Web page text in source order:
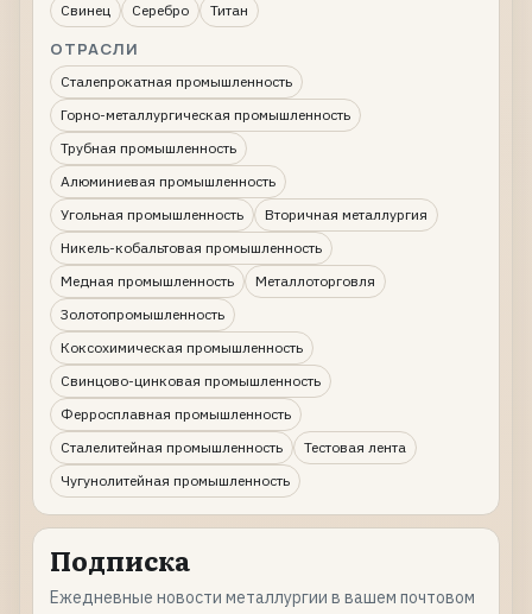
Свинец
Серебро Титан
ОТРАСЛИ
Сталепрокатная промышленность
Горно-металлургическая промышленность
Трубная промышленность
Алюминиевая промышленность
Угольная промышленность
Вторичная металлургия
Никель-кобальтовая промышленность
Медная промышленность
Металлоторговля
Золотопромышленность
Коксохимическая промышленность
Свинцово-цинковая промышленность
Ферросплавная промышленность
Сталелитейная промышленность
Тестовая лента
Чугунолитейная промышленность
Подписка
Ежедневные новости металлургии в вашем почтовом